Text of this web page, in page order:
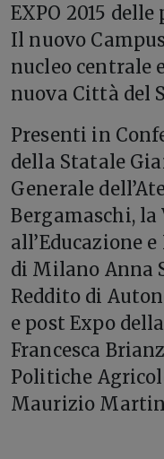
EXPO 2015
Il nuovo
nucleo centrale
nuova Città del
Presenti in
della Statale
Generale
Bergamaschi, la
all’Educazione
di Milano Anna
Reddito di
e post Expo
Francesca
Politiche
Maurizio